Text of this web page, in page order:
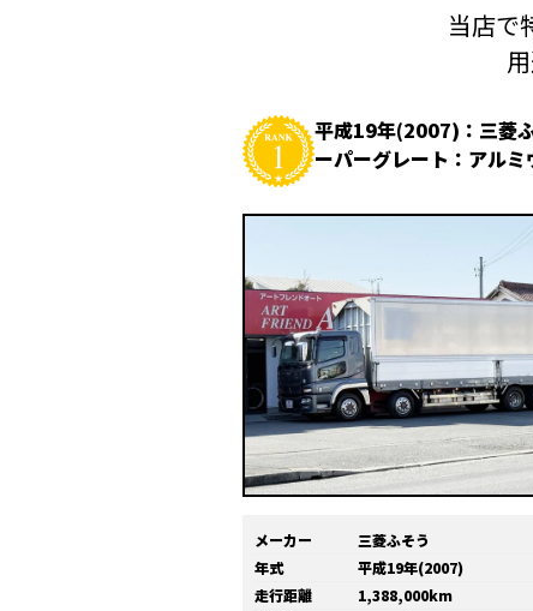
当店で
平成19年(2007)：三菱
ーパーグレート：アルミ
メーカー
三菱ふそう
年式
平成19年(2007)
走行距離
1,388,000km